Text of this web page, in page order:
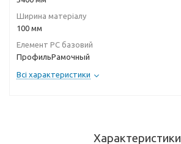
Ширина матеріалу
100 мм
Елемент РС базовий
ПрофильРамочный
Всі характеристики
Характеристики